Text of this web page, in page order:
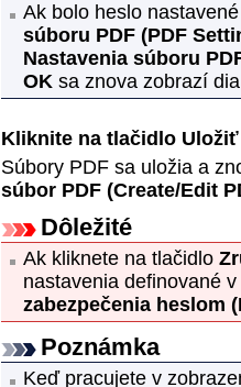
Ak bolo heslo
súboru PDF (PDF
Nastavenia súboru
OK sa znova zobrazí
Kliknite na tlačidlo Uložiť
Súbory PDF sa uložia a
súbor PDF (Create/Edit
Dôležité
Ak kliknete na tlačidlo
nastavenia definované
zabezpečenia heslom
Poznámka
Keď pracujete v